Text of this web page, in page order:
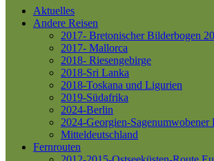
Aktuelles
Andere Reisen
2017- Bretonischer Bilderbogen
2017- Mallorca
2018- Riesengebirge
2018-Sri Lanka
2018-Toskana und Ligurien
2019-Südafrika
2024-Berlin
2024-Georgien-Sagenumwobener
Mitteldeutschland
Fernrouten